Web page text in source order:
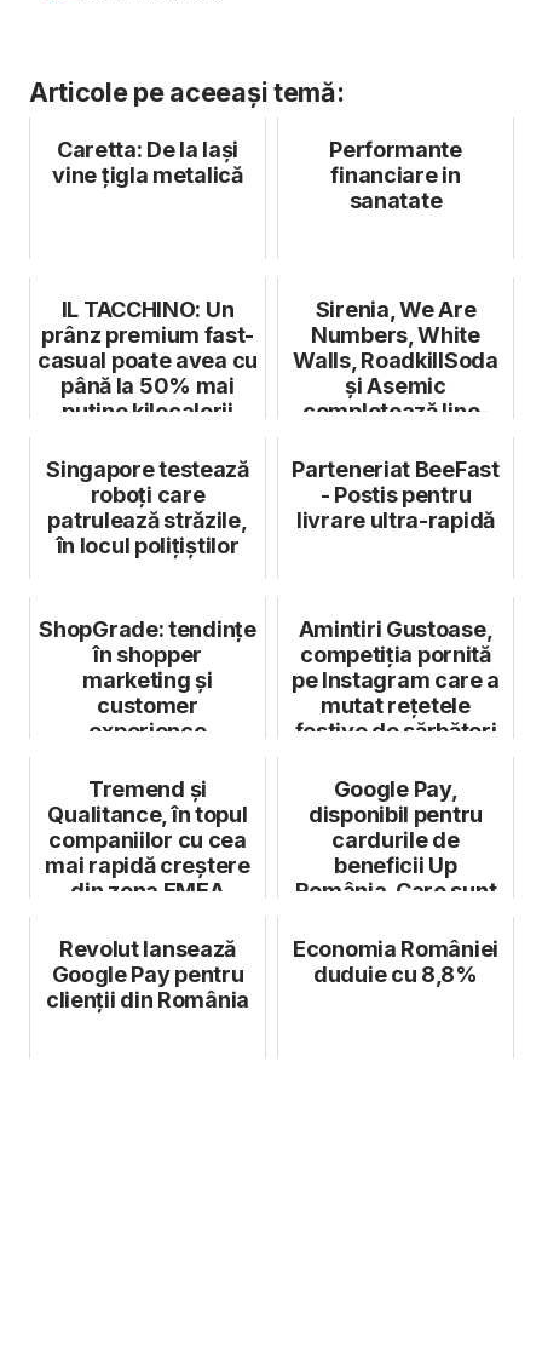
Articole pe aceeași temă:
Caretta: De la Iași
vine țigla metalică
Performante
financiare in
sanatate
IL TACCHINO: Un
prânz premium fast-
casual poate avea cu
până la 50% mai
puține kilocalorii
Sirenia, We Are
Numbers, White
Walls, RoadkillSoda
și Asemic
completează line-
2023
Singapore testează
roboți care
patrulează străzile,
în locul polițiștilor
Parteneriat BeeFast
- Postis pentru
livrare ultra-rapidă
ShopGrade: tendințe
în shopper
marketing și
customer
experience
Amintiri Gustoase,
competiția pornită
pe Instagram care a
mutat rețetele
festive de sărbători
Tremend și
Qualitance, în topul
companiilor cu cea
mai rapidă creștere
din zona EMEA
Google Pay,
disponibil pentru
cardurile de
beneficii Up
România. Care sunt
utiliza...
Revolut lansează
Google Pay pentru
clienții din România
Economia României
duduie cu 8,8%